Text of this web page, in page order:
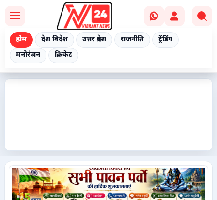
होम देश विदेश उत्तर प्रदेश राजनीति
ट्रेंडिंग
मनोरंजन
क्रिकेट
ट्रेंडिंग
मनोरंजन